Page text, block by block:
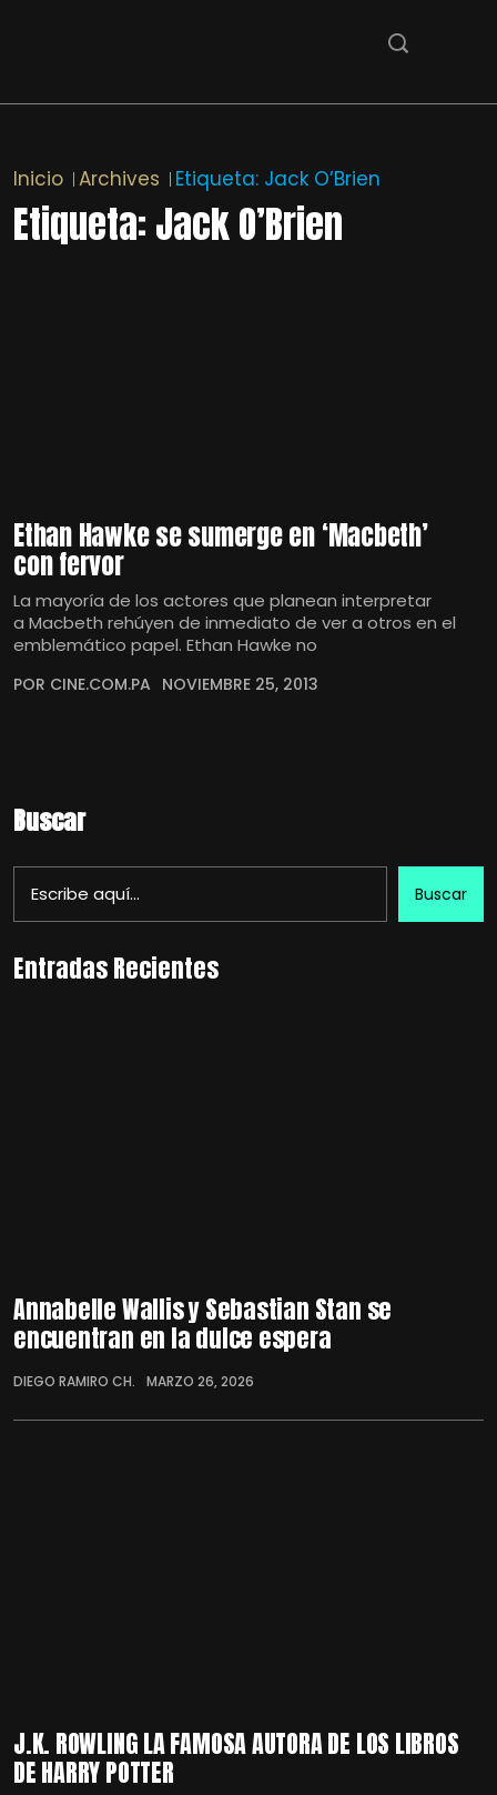
Inicio Archives Etiqueta: Jack O’Brien
Etiqueta:Jack O’Brien
Ethan Hawke se sumerge en ‘Macbeth’
con fervor
La mayoría de los actores que planean interpretar
a Macbeth rehúyen de inmediato de ver a otros en el
emblemático papel. Ethan Hawke no
POR CINE.COM.PA NOVIEMBRE 25, 2013
Buscar
Buscar
Entradas Recientes
Annabelle Wallis y Sebastian Stan se
encuentran en la dulce espera
DIEGO RAMIRO CH. MARZO 26, 2026
J.K. ROWLING LA FAMOSA AUTORA DE LOS LIBROS
DE HARRY POTTER